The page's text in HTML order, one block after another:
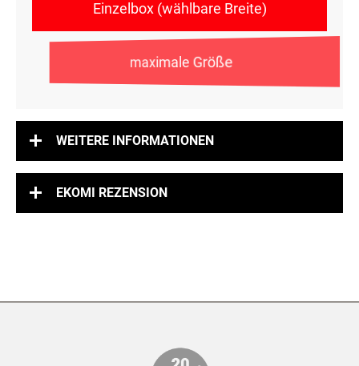
Einzelbox (wählbare Breite)
maximale Größe
WEITERE INFORMATIONEN
EKOMI REZENSION